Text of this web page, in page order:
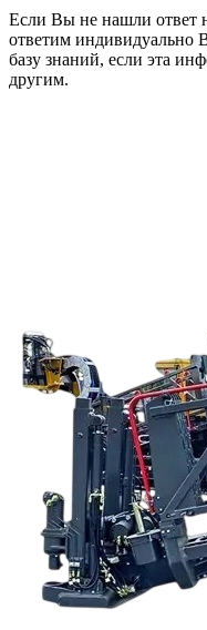
Если Вы не нашли ответ
ответим
базу знаний, если эта
другим.